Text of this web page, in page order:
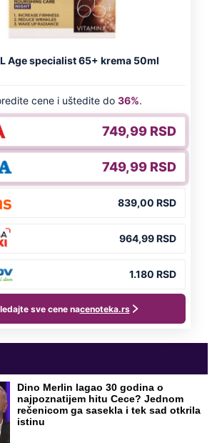
Dino Merlin lagao 30 godina o
najpoznatijem hitu Cece? Jednom
rečenicom ga sasekla i tek sad otkrila
istinu